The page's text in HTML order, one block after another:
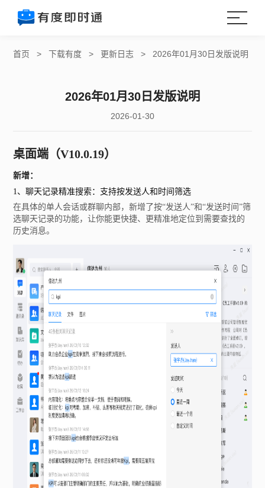
首页 >下载有度 > 更新日志 > 2026年01月30日发版说明
2026年01月30日发版说明
2026-01-30
桌面端 （V10.0.19）
新增：
1、聊天记录精准搜索：支持按发送人和时间筛选
在具体的单人会话或群聊内部，新增了按“发送人”和“发送时间”筛
选聊天记录的功能，让你能更快捷、更精准地定位到需要查找的
历史消息。